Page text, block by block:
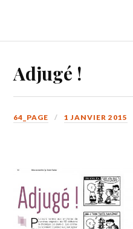
Adjugé !
64_PAGE 1 JANVIER 2015